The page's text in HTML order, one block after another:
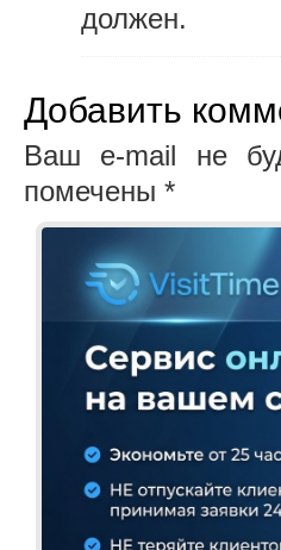
должен.
Добавить
Ваш e-mail не
помечены *